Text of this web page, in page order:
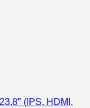
(IPS, HDMI,